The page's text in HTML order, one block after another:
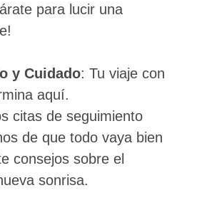
para lucir una
y Cuidado: Tu viaje con
aquí.
citas de seguimiento
de que todo vaya bien
consejos sobre el
sonrisa.